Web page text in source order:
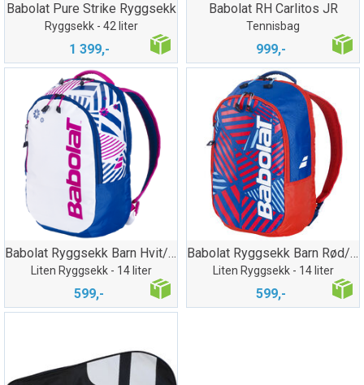
Babolat Pure Strike Ryggsekk
Ryggsekk - 42 liter
1 399,-
Babolat RH Carlitos JR
Tennisbag
999,-
Babolat Ryggsekk Barn Hvit/Rosa
Liten Ryggsekk - 14 liter
599,-
Babolat Ryggsekk Barn Rød/Blå
Liten Ryggsekk - 14 liter
599,-